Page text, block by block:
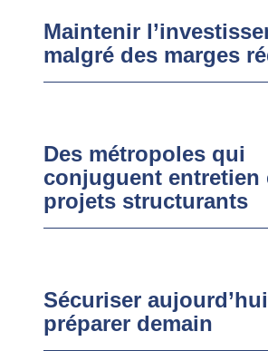
Maintenir
malgré des marges
Des métropoles qui
conjuguent entretien
projets structurants
Sécuriser
préparer demain